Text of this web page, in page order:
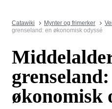
Catawiki Mynter og frimerker
grenseland: en økonomisk odyssé
økonomisk